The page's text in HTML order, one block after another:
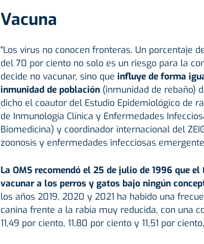
Vacuna
"Los virus no conocen fronteras. Un porcentaje
del 70 por ciento no solo es un riesgo para la
decide no vacunar, sino que influye de forma
inmunidad de población(inmunidad de rebaño)
dicho el coautor del Estudio Epidemiológico de
de Inmunología Clínica y Enfermedades
Biomedicina) y coordinador internacional del
zoonosis y enfermedades infecciosas
La OMS recomendó el 25 de julio de 1996 que
vacunar a los perros y gatos bajo ningún
los años 2019, 2020 y 2021 ha habido una
canina frente a la rabia muy reducida, con una
11,49 por ciento, 11,80 por ciento y 11,51 por